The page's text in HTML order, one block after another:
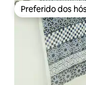
Preferido dos
Preferido dos